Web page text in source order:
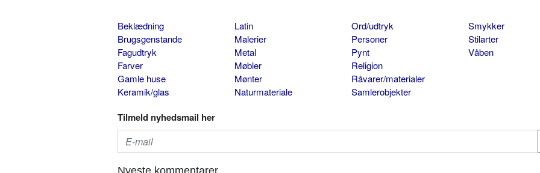
Beklædning
Brugsgenstande
Fagudtryk
Farver
Gamle huse
Keramik/glas
Latin
Malerier
Metal
Møbler
Mønter
Naturmateriale
Ord/udtryk
Personer
Pynt
Religion
Råvarer/materialer
Samlerobjekter
Smykker
Stilarter
Våben
Tilmeld nyhedsmail her